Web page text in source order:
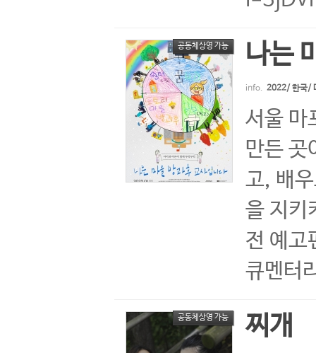
공동체상영 가능 나는
info. 2022/ 한국/
서울 마
만든 곳
고, 배
을 지키
전 예
큐멘터
공동체상영 가능 찌개